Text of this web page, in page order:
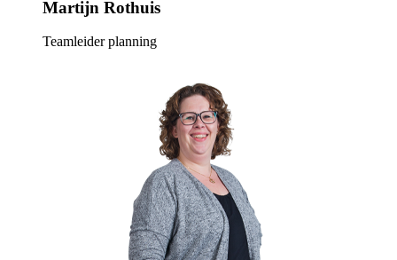
Martijn Rothuis
Teamleider planning